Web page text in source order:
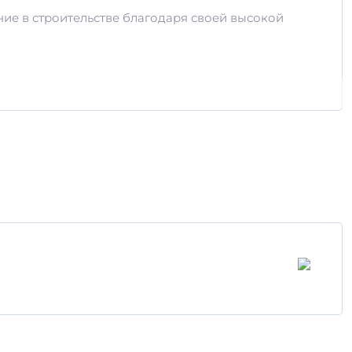
в строительстве благодаря своей высокой
, что обеспечивает его отличные